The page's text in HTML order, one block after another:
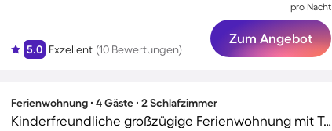
5.0 Exzellent (10 Bewertungen)
pro Nacht
Zum Angebot
Ferienwohnung ∙ 4 Gäste ∙ 2 Schlafzimmer
Kinderfreundliche großzügige Ferienwohnung mit Terrasse und Garten | Gartenblick